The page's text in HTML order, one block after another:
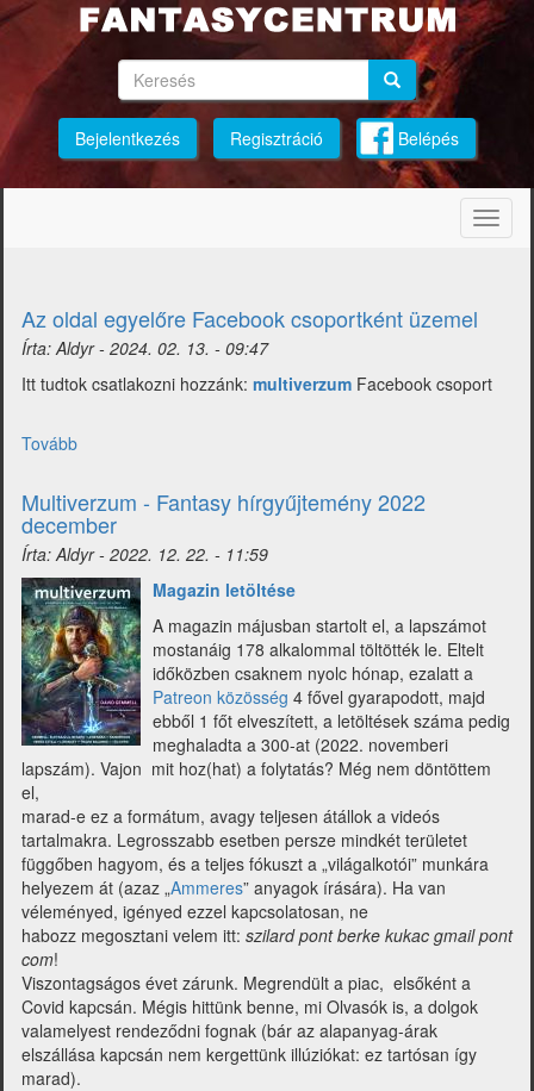
Ugrás
tartalomra
Keresés Keresés
Bejelentkezés Regisztráció Belépés
Az oldal egyelőre Facebook csoportként üzemel
Írta:Aldyr- 2024. 02. 13. - 09:47
Itt tudtok csatlakozni hozzánk: multiverzum Facebook csoport
Tovább
Facebook
csoportként
üzemel)
Multiverzum - Fantasy hírgyűjtemény 2022
december
Írta:Aldyr- 2022. 12. 22. - 11:59
Magazin letöltése
A magazin májusban startolt el, a lapszámot
mostanáig 178 alkalommal töltötték le. Eltelt
időközben csaknem nyolc hónap, ezalatt a
Patreon közösség 4 fővel gyarapodott, majd
ebből 1 főt elveszített, a letöltések száma pedig
meghaladta a 300-at (2022. novemberi
lapszám). Vajon mit hoz(hat) a folytatás? Még nem döntöttem
el,
marad-e ez a formátum, avagy teljesen átállok a videós
tartalmakra. Legrosszabb esetben persze mindkét területet
függőben hagyom, és a teljes fókuszt a „világalkotói” munkára
helyezem át (azaz „Ammeres” anyagok írására). Ha van
véleményed, igényed ezzel kapcsolatosan, ne
habozz megosztani velem itt: szilard pont berke kukac gmail pont
com!
Viszontagságos évet zárunk. Megrendült a piac, elsőként a
Covid kapcsán. Mégis hittünk benne, mi Olvasók is, a dolgok
valamelyest rendeződni fognak (bár az alapanyag-árak
elszállása kapcsán nem kergettünk illúziókat: ez tartósan így
marad).